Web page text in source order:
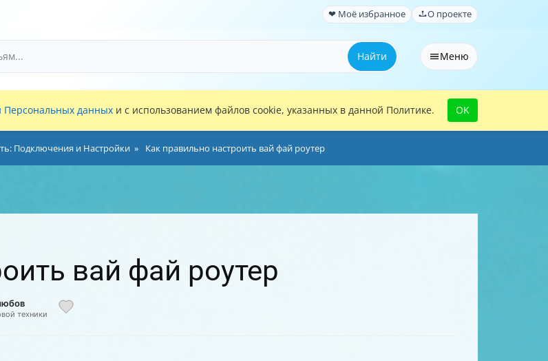
❤ Моё избранное О проекте
Найти Меню
Персональных данных и с использованием файлов cookie, указанных в данной Политике. OK
Подключения и Настройки Как правильно настроить вай фай роутер
вай фай роутер
техники